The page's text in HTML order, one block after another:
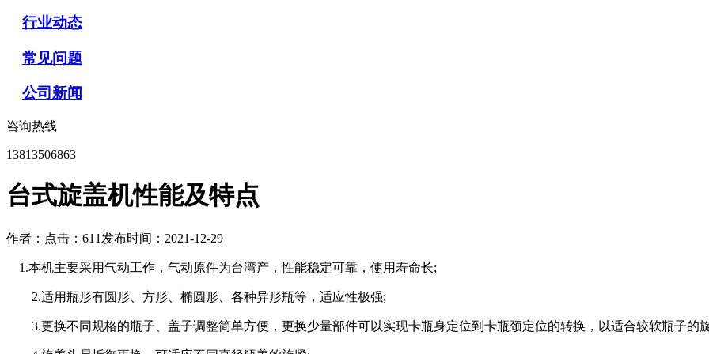
行业动态
常见问题
公司新闻
咨询热线
13813506863
台式旋盖机性能及特点
作者： 点击：611 发布时间：2021-12-29
1.本机主要采用气动工作，气动原件为台湾产，性能稳定可靠，使用寿命长;
2.适用瓶形有圆形、方形、椭圆形、各种异形瓶等，适应性极强;
3.更换不同规格的瓶子、盖子调整简单方便，更换少量部件可以实现卡瓶身定位到卡瓶颈定位的转换，以适合较软瓶子的